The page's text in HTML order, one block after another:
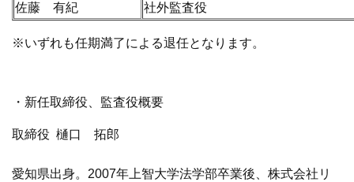
佐藤 有紀
社外監査役
※いずれも任期満了による退任となります。
・新任取締役、監査役概要
取締役 樋口 拓郎
愛知県出身。2007年上智大学法学部卒業後、株式会社リ